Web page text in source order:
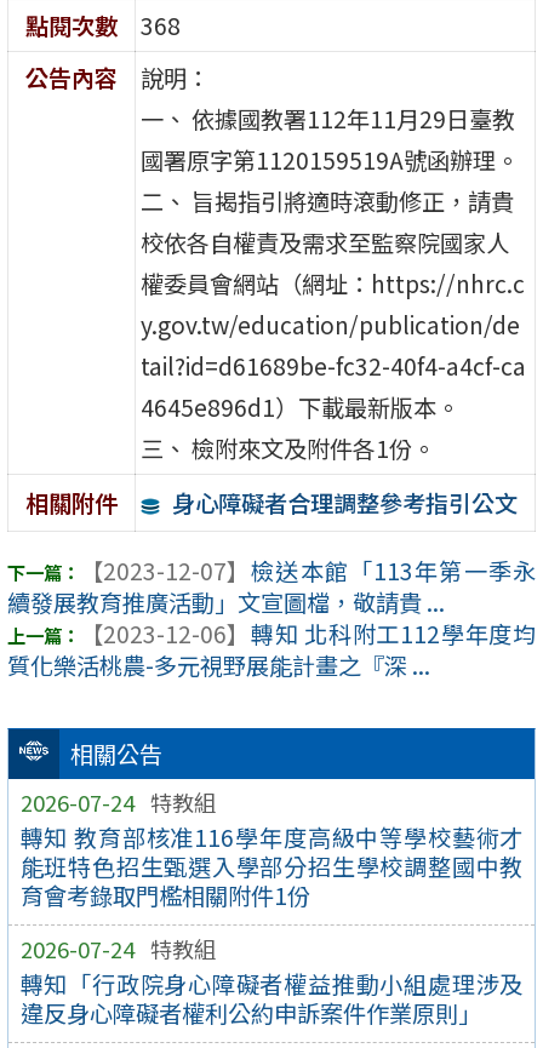
相關公告
2026-07-24 特教組
轉知 教育部核准116學年度高級中等學校藝術才
能班特色招生甄選入學部分招生學校調整國中教
育會考錄取門檻相關附件1份
2026-07-24 特教組
轉知「行政院身心障礙者權益推動小組處理涉及
違反身心障礙者權利公約申訴案件作業原則」
點閱次數
368
公告內容
說明：
一、 依據國教署112年11月29日臺教
國署原字第1120159519A號函辦理。
二、 旨揭指引將適時滾動修正，請貴
校依各自權責及需求至監察院國家人
權委員會網站（網址：https://nhrc.c
y.gov.tw/education/publication/de
tail?id=d61689be-fc32-40f4-a4cf-ca
4645e896d1）下載最新版本。
三、 檢附來文及附件各1份。
相關附件
身心障礙者合理調整參考指引公文
【2023-12-07】 檢送本館「113年第一季永
續發展教育推廣活動」文宣圖檔，敬請貴 ...
【2023-12-06】 轉知 北科附工112學年度均
質化樂活桃農-多元視野展能計畫之『深 ...